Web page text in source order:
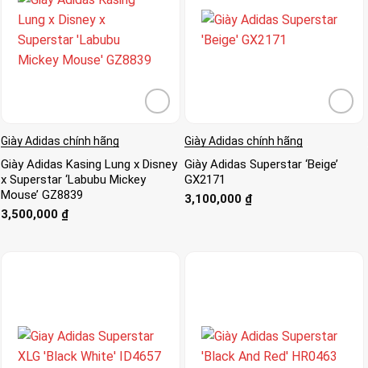
Giày Adidas chính hãng
Giày Adidas Kasing Lung x Disney
x Superstar ‘Labubu Mickey
Mouse’ GZ8839
3,500,000 ₫
Giày Adidas chính hãng
Giày Adidas Superstar ‘Beige’
GX2171
3,100,000 ₫